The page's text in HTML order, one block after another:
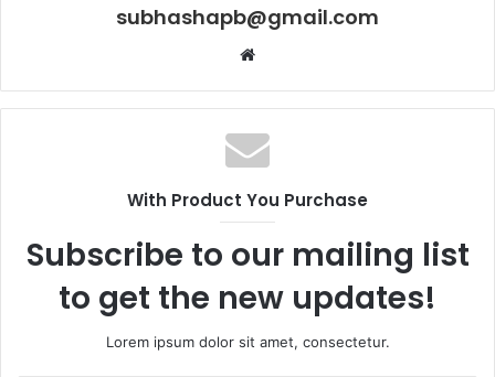
subhashapb@gmail.com
Website
With Product You Purchase
Subscribe to our mailing list
to get the new updates!
Lorem ipsum dolor sit amet, consectetur.